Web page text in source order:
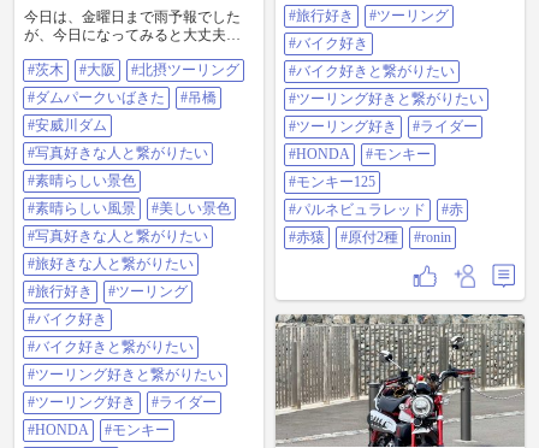
ンキー#モンキー125#パルネビュラ
レッド#赤#赤猿#原付2種#ronin
#旅行好き
#ツーリング
#バイク好き
#バイク好きと繋がりたい
#ツーリング好きと繋がりたい
#ツーリング好き
#ライダー
#HONDA
#モンキー
#モンキー125
#パルネビュラレッド
#赤
#赤猿
#原付2種 #ronin
今日は、金曜日まで雨予報でした
が、今日になってみると大丈夫そ
川ダムのダムパークいばきた。
2025年4月世界最長の歩行者用の吊
橋が出来ます！ 大阪が一望。 #茨
木#大阪#北摂ツーリング#ダムパー
クいばきた#吊橋#安威川ダム#写真
好きな人と繋がりたい#素晴らしい
景色#素晴らしい風景#美しい景色#
写真好きな人と繋がりたい#旅好き
な人と繋がりたい#旅行好き#ツー
リング#バイク好き#バイク好きと
繋がりたい#ツーリング好きと繋が
りたい#ツーリング好き#ライダー
#HONDA#モンキー#モンキー125#
パルネビュラレッド#赤#赤猿#原付
2種#ronin
#茨木 #大阪
#北摂ツーリング
#ダムパークいばきた
#吊橋
#安威川ダム
#写真好きな人と繋がりたい
#素晴らしい景色
#素晴らしい風景
#美しい景色
#写真好きな人と繋がりたい
#旅好きな人と繋がりたい
#旅行好き
#ツーリング
#バイク好き
#バイク好きと繋がりたい
#ツーリング好きと繋がりたい
#ツーリング好き
#ライダー
#HONDA
#モンキー